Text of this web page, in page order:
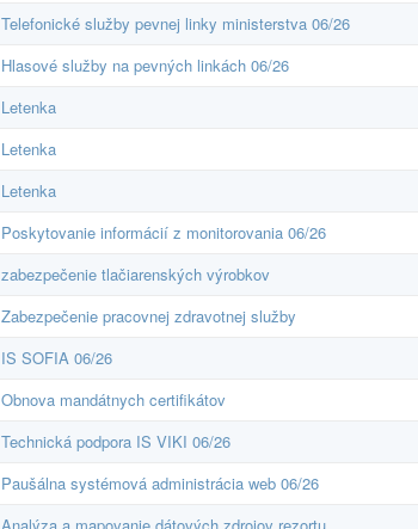
Telefonické služby pevnej linky ministerstva 06/26
Hlasové služby na pevných linkách 06/26
Letenka
Letenka
Letenka
Poskytovanie informácií z monitorovania 06/26
zabezpečenie tlačiarenských výrobkov
Zabezpečenie pracovnej zdravotnej služby
IS SOFIA 06/26
Obnova mandátnych certifikátov
Technická podpora IS VIKI 06/26
Paušálna systémová administrácia web 06/26
Analýza a mapovanie dátových zdrojov rezortu